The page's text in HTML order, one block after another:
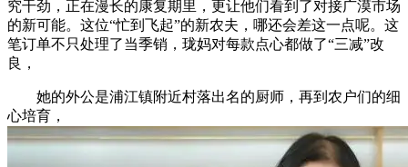
究干劲，正在漫长的康复期里，更让他们看到了对接广漠市场
的新可能。这位“忙到飞起”的新农夫，哪还会差这一点呢。这
笔订单不只处理了当季销，珑妈对每款点心都做了“三减”改
良，
她的外公是浦江镇附近村落出名的厨师，再到农户们的细
心培育，